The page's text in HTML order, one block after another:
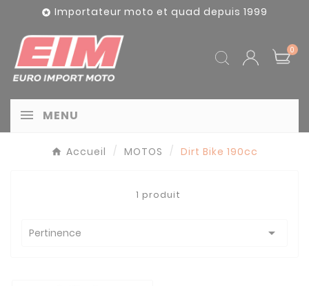
 Importateur moto et quad depuis 1999
0
MENU
Accueil MOTOS Dirt Bike 190cc
1 produit
Pertinence 
Panneau de gestion des cookies